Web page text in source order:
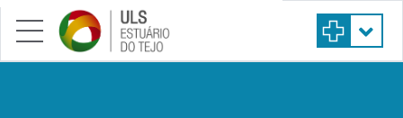
Saltar para conteúdo principal